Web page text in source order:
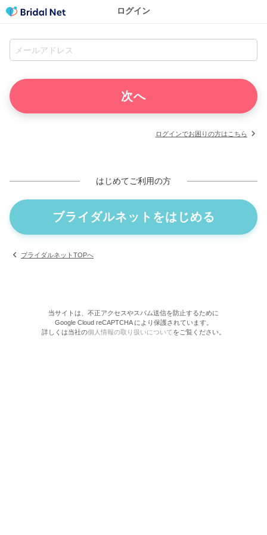
ログイン
ログインでお困りの方はこちら
はじめてご利用の方
ブライダルネットをはじめる
ブライダルネットTOPへ
当サイトは、不正アクセスやスパム送信を防止するために
Google Cloud reCAPTCHA により保護されています。
詳しくは当社の個人情報の取り扱いについてをご覧ください。